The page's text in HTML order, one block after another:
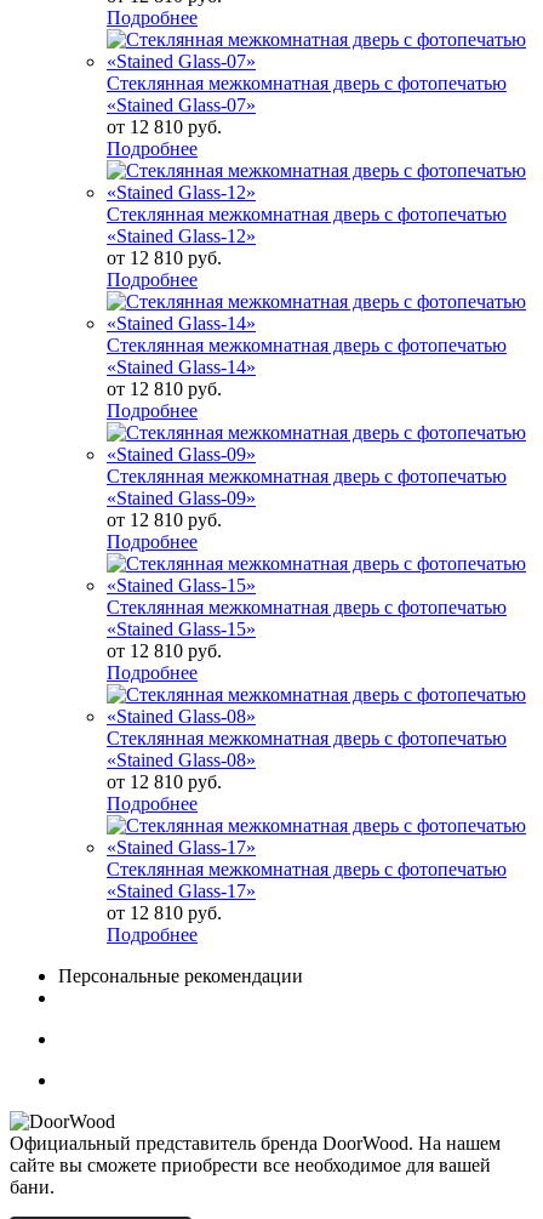
Подробнее
Стеклянная межкомнатная дверь с фотопечатью
«Stained Glass-07»
от 12 810 руб.
Подробнее
Стеклянная межкомнатная дверь с фотопечатью
«Stained Glass-12»
от 12 810 руб.
Подробнее
Стеклянная межкомнатная дверь с фотопечатью
«Stained Glass-14»
от 12 810 руб.
Подробнее
Стеклянная межкомнатная дверь с фотопечатью
«Stained Glass-09»
от 12 810 руб.
Подробнее
Стеклянная межкомнатная дверь с фотопечатью
«Stained Glass-15»
от 12 810 руб.
Подробнее
Стеклянная межкомнатная дверь с фотопечатью
«Stained Glass-08»
от 12 810 руб.
Подробнее
Стеклянная межкомнатная дверь с фотопечатью
«Stained Glass-17»
от 12 810 руб.
Подробнее
Персональные рекомендации
Официальный представитель бренда DoorWood. На нашем
сайте вы сможете приобрести все необходимое для вашей
бани.